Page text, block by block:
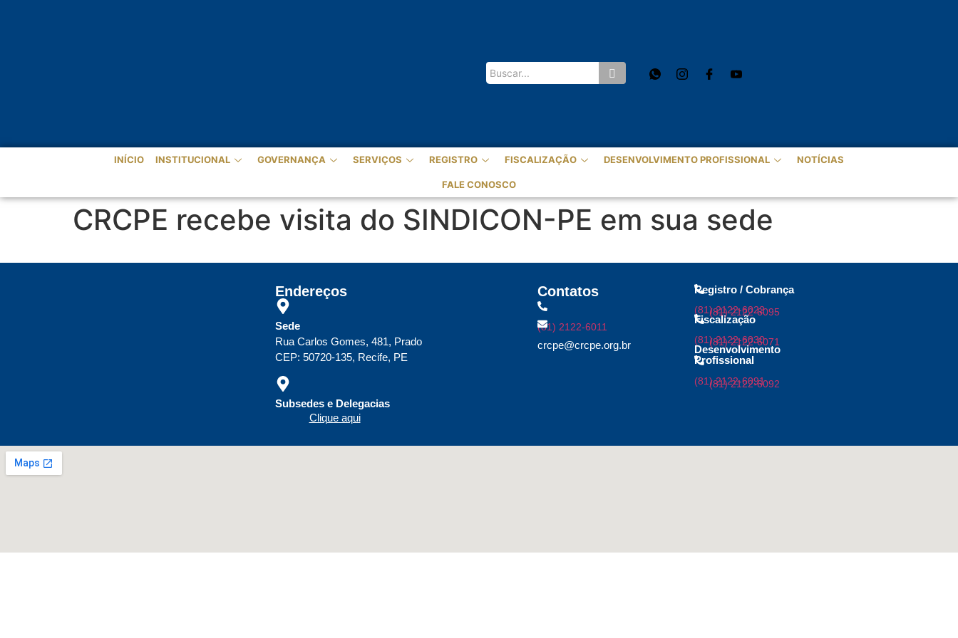
INÍCIO INSTITUCIONAL GOVERNANÇA SERVIÇOS REGISTRO FISCALIZAÇÃO DESENVOLVIMENTO PROFISSIONAL NOTÍCIAS
FALE CONOSCO
CRCPE recebe visita do SINDICON-PE em sua sede
Endereços
Sede
Rua Carlos Gomes, 481, Prado
CEP: 50720-135, Recife, PE
Subsedes e Delegacias
Clique aqui
Contatos
(81) 2122-6011
crcpe@crcpe.org.br
Registro / Cobrança
(81) 2122-6022
(81) 2122-6095
Fiscalização
(81) 2122-6030
(81) 2122-6071
Desenvolvimento
Profissional
(81) 2122-6091
(81) 2122-6092